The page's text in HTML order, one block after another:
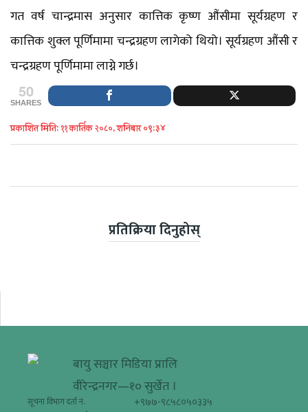
गत वर्ष चान्द्रमास अनुसार कात्तिक कृष्ण औंसीमा सूर्यग्रहण र
कात्तिक शुक्ल पूर्णिमामा चन्द्रग्रहण लागेको थियो। सूर्यग्रहण औंसी र
चन्द्रग्रहण पूर्णिमामा लाग्ने गर्छ।
50
SHARES
प्रकाशित मिति: ११ कार्तिक २०८०, शनिबार ०९:३४
प्रतिक्रिया दिनुहोस्
बायु सञ्चार मिडिया प्रालि
वीरेन्द्रनगर—१० सुर्खेत ।
सूचना विभाग दर्ता नं.
+९७७-९८५८०५०३३५